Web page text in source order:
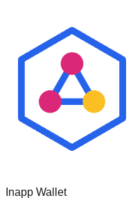
Inapp Wallet